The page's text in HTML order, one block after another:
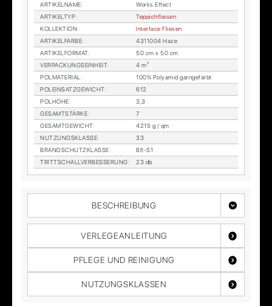
AR­TI­KEL­NA­ME:
Works Ef­fect
AR­TI­KEL­TYP:
Tep­pich­flie­sen
KOL­LEK­TI­ON:
In­ter­face Flie­sen
AR­TI­KEL­FAR­BE:
4311004 Haze
AR­TI­KEL­FOR­MAT:
50 cm x 50 cm
VER­PA­CKUNGS­EIN­HEIT:
4 m²
POL­MA­TE­RI­AL:
100% Po­ly­amid garn­ge­färbt
POL­EIN­SATZ­GE­WICHT:
612
POL­HÖ­HE:
3,3
GE­SAMT­STÄR­KE:
7
GE­SAMT­GE­WICHT:
4215 g / qm
NUT­ZUNGS­KLAS­SE:
33
BRAND­SCHUTZ­KLAS­SE:
Bfl-S1
TRITT­SCHALL­VER­BES­SE­RUNG: 23 db
BESCHREIBUNG
VERLEGEANLEITUNG
PFLEGE UND REINIGUNG
NUTZUNGSKLASSEN